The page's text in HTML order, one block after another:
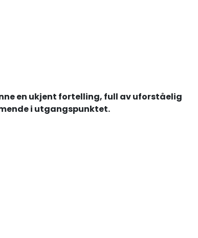
en ukjent fortelling, full av uforståelig
i utgangspunktet.